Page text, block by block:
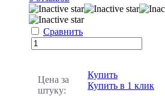
Сравнить
Цена за
штуку:
Купить
Купить в 1 клик